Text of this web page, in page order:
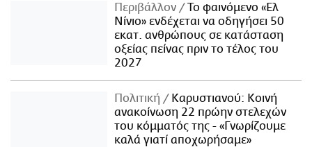
Περιβάλλον
Το φαινόμενο «Ελ
Νίνιο» ενδέχεται να οδηγήσει 50
εκατ. ανθρώπους σε κατάσταση
οξείας πείνας πριν το τέλος του
2027
Πολιτική
Καρυστιανού: Κοινή
ανακοίνωση 22 πρώην στελεχών
του κόμματός της - «Γνωρίζουμε
καλά γιατί αποχωρήσαμε»